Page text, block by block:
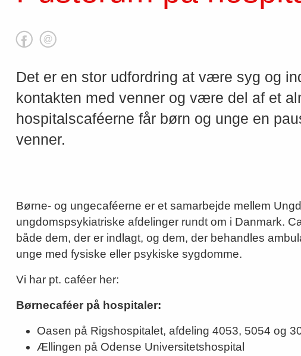
Det er en stor udfordring at være syg og
kontakten med venner og være del af et
hospitalscaféerne får børn og unge en
venner.
Børne- og ungecaféerne er et samarbejde mellem
ungdomspsykiatriske afdelinger rundt om i Danmark.
både dem, der er indlagt, og dem, der behandles
unge med fysiske eller psykiske sygdomme.
Vi har pt. caféer her:
Børnecaféer på hospitaler:
Oasen på Rigshospitalet, afdeling 4053, 5054 og
Ællingen på Odense Universitetshospital